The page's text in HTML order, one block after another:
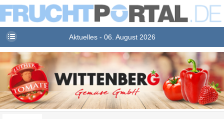
Aktuelles - 06. August 2026